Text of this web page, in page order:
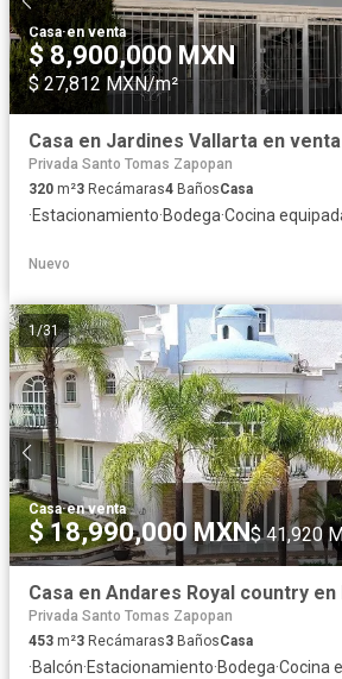
Casa·en venta
$ 8,900,000 MXN
$ 27,812 MXN/m²
Casa en Jardines Vallarta en venta
Privada Santo Tomas Zapopan
320 m²3 Recámaras4 BañosCasa
·Estacionamiento·Bodega·Cocina
Nuevo
1/31
Casa·en venta
$ 18,990,000 MXN$ 41,920
Casa en Andares Royal country en
Privada Santo Tomas Zapopan
453 m²3 Recámaras3 BañosCasa
·Balcón·Estacionamiento·Bodega·Cocina